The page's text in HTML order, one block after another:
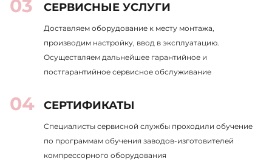
СЕРВИСНЫЕ УСЛУГИ
Доставляем оборудование к месту монтажа,
производим настройку, ввод в эксплуатацию.
Осуществляем дальнейшее гарантийное и
постгарантийное сервисное обслуживание
СЕРТИФИКАТЫ
Специалисты сервисной службы проходили обучение
по программам обучения заводов-изготовителей
компрессорного оборудования